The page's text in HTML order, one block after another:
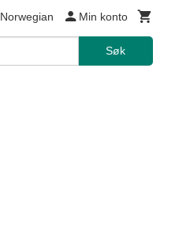
Norwegian Min konto
Søk